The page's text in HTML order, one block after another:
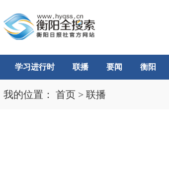
学习进行时 联播 要闻 衡阳
我的位置： 首页 > 联播